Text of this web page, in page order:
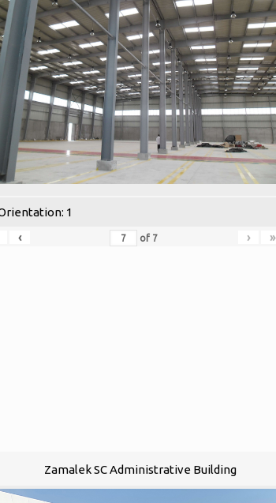
1
‹ of 7 › »
Zamalek SC Administrative Building